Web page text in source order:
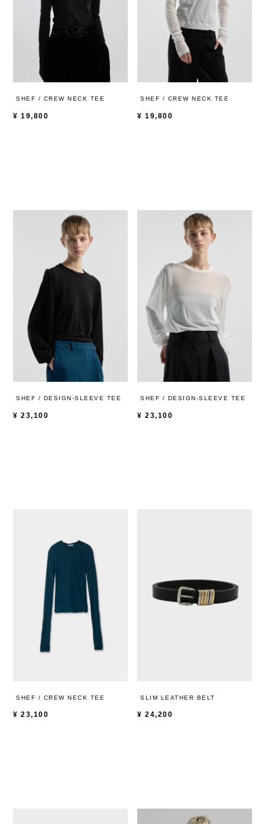
SHEF / CREW NECK TEE
¥ 19,800
SHEF / CREW NECK TEE
¥ 19,800
SHEF / DESIGN-SLEEVE TEE
¥ 23,100
SHEF / DESIGN-SLEEVE TEE
¥ 23,100
SHEF / CREW NECK TEE
¥ 23,100
SLIM LEATHER BELT
¥ 24,200